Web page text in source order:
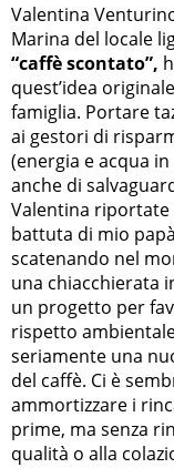
Valentina
Marina del locale
“caffè scontato”,
quest’idea
famiglia. Portare
ai gestori di
(energia e acqua
anche di
Valentina riportate
battuta di mio
scatenando nel
una chiacchierata
un progetto per
rispetto
seriamente una
del caffè. Ci è
ammortizzare i
prime, ma senza
qualità o alla